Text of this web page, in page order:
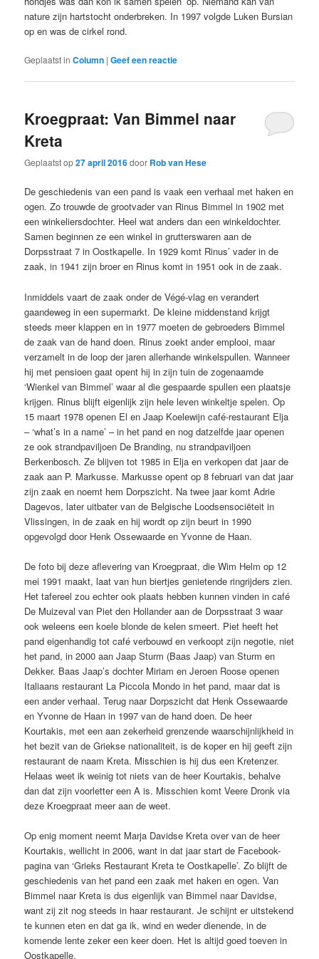
nature zijn hartstocht onderbreken. In 1997 volgde Luken Bursian
op en was de cirkel rond.
Geplaatst in Column |Geef een reactie
Kroegpraat: Van Bimmel naar
Kreta
Geplaatst op27 april 2016door Rob van Hese
De geschiedenis van een pand is vaak een verhaal met haken en
ogen. Zo trouwde de grootvader van Rinus Bimmel in 1902 met
een winkeliersdochter. Heel wat anders dan een winkeldochter.
Samen beginnen ze een winkel in grutterswaren aan de
Dorpsstraat 7 in Oostkapelle. In 1929 komt Rinus’ vader in de
zaak, in 1941 zijn broer en Rinus komt in 1951 ook in de zaak.
Inmiddels vaart de zaak onder de Végé-vlag en verandert
gaandeweg in een supermarkt. De kleine middenstand krijgt
steeds meer klappen en in 1977 moeten de gebroeders Bimmel
de zaak van de hand doen. Rinus zoekt ander emplooi, maar
verzamelt in de loop der jaren allerhande winkelspullen. Wanneer
hij met pensioen gaat opent hij in zijn tuin de zogenaamde
‘Wienkel van Bimmel’ waar al die gespaarde spullen een plaatsje
krijgen. Rinus blijft eigenlijk zijn hele leven winkeltje spelen. Op
15 maart 1978 openen El en Jaap Koelewijn café-restaurant Elja
– ‘what’s in a name’ – in het pand en nog datzelfde jaar openen
ze ook strandpaviljoen De Branding, nu strandpaviljoen
Berkenbosch. Ze blijven tot 1985 in Elja en verkopen dat jaar de
zaak aan P. Markusse. Markusse opent op 8 februari van dat jaar
zijn zaak en noemt hem Dorpszicht. Na twee jaar komt Adrie
Dagevos, later uitbater van de Belgische Loodsensociëteit in
Vlissingen, in de zaak en hij wordt op zijn beurt in 1990
opgevolgd door Henk Ossewaarde en Yvonne de Haan.
De foto bij deze aflevering van Kroegpraat, die Wim Helm op 12
mei 1991 maakt, laat van hun biertjes genietende ringrijders zien.
Het tafereel zou echter ook plaats hebben kunnen vinden in café
De Muizeval van Piet den Hollander aan de Dorpsstraat 3 waar
ook weleens een koele blonde de kelen smeert. Piet heeft het
pand eigenhandig tot café verbouwd en verkoopt zijn negotie, niet
het pand, in 2000 aan Jaap Sturm (Baas Jaap) van Sturm en
Dekker. Baas Jaap’s dochter Miriam en Jeroen Roose openen
Italiaans restaurant La Piccola Mondo in het pand, maar dat is
een ander verhaal. Terug naar Dorpszicht dat Henk Ossewaarde
en Yvonne de Haan in 1997 van de hand doen. De heer
Kourtakis, met een aan zekerheid grenzende waarschijnlijkheid in
het bezit van de Griekse nationaliteit, is de koper en hij geeft zijn
restaurant de naam Kreta. Misschien is hij dus een Kretenzer.
Helaas weet ik weinig tot niets van de heer Kourtakis, behalve
dan dat zijn voorletter een A is. Misschien komt Veere Dronk via
deze Kroegpraat meer aan de weet.
Op enig moment neemt Marja Davidse Kreta over van de heer
Kourtakis, wellicht in 2006, want in dat jaar start de Facebook-
pagina van ‘Grieks Restaurant Kreta te Oostkapelle’. Zo blijft de
geschiedenis van het pand een zaak met haken en ogen. Van
Bimmel naar Kreta is dus eigenlijk van Bimmel naar Davidse,
want zij zit nog steeds in haar restaurant. Je schijnt er uitstekend
te kunnen eten en dat ga ik, wind en weder dienende, in de
komende lente zeker een keer doen. Het is altijd goed toeven in
Oostkapelle.